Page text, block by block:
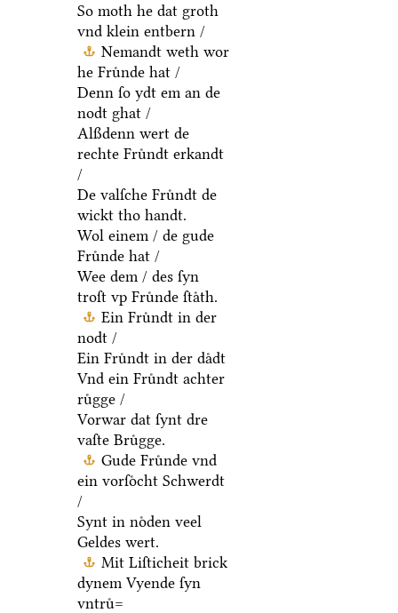
So moth he dat groth
vnd klein entbern /
Nemandt weth wor
he Fruͤnde hat /
Denn ſo ydt em an de
nodt ghat /
Alßdenn wert de
rechte Fruͤndt erkandt
/
De valſche Fruͤndt de
wickt tho handt.
Wol einem / de gude
Fruͤnde hat /
Wee dem / des ſyn
troſt vp Fruͤnde ſtaͤth.
Ein Fruͤndt in der
nodt /
Ein Fruͤndt in der daͤdt
Vnd ein Fruͤndt achter
ruͤgge /
Vorwar dat ſynt dre
vaſte Bruͤgge.
Gude Fruͤnde vnd
ein vorſoͤcht Schwerdt
/
Synt in noͤden veel
Geldes wert.
Mit Liſticheit brick
dynem Vyende ſyn
vntruͤ=